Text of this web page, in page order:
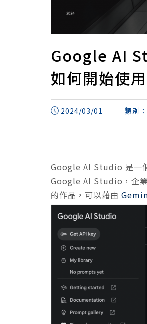
Google AI
如何開始使
2024/03/01 類別：
Google AI Studio 是一
Google AI Studio，企
的作品，可以藉由